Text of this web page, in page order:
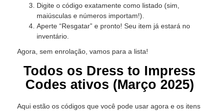
Digite o código exatamente como listado (sim,
maiúsculas e números importam!).
Aperte “Resgatar” e pronto! Seu item já estará no
inventário.
Agora, sem enrolação, vamos para a lista!
Todos os Dress to Impress
Codes ativos (Março 2025)
Aqui estão os códigos que você pode usar agora e os itens